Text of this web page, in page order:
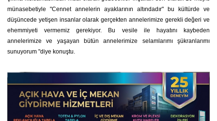
münasebetiyle "Cennet annelerin ayaklarının altındadır" bu kültürde ve
düşüncede yetişen insanlar olarak gerçekten annelerimize gerekli değeri ve
ehemmiyeti vermemiz gerekiyor. Bu vesile ile hayatını kaybeden
annelerimize ve yaşayan bütün annelerimize selamlarımı şükranlarımı
sunuyorum "diye konuştu.